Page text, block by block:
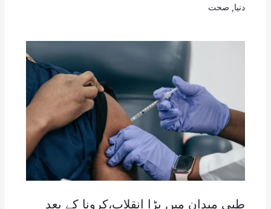
دنیا صحت
طبی میدان میں بڑا انقلاب،کرونا کے بعد